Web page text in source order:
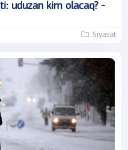
uduzan kim olacaq? -
Siyasət